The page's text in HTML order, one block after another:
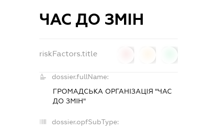
ЧАС ДО ЗМІН
riskFactors.title
dossier.fullName:
ГРОМАДСЬКА ОРГАНІЗАЦІЯ "ЧАС
ДО ЗМІН"
dossier.opfSubType: